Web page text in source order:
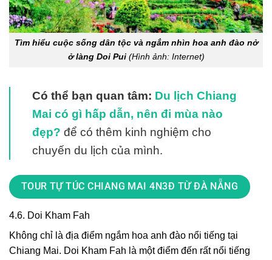
Tìm hiểu cuộc sống dân tộc và ngắm nhìn hoa anh đào nở
ở làng Doi Pui(Hình ảnh: Internet)
Có thể bạn quan tâm: Du lịch Chiang
Mai có gì hấp dẫn, nên đi mùa nào
đẹp? để có thêm kinh nghiệm cho
chuyến du lịch của mình.
TOUR TỰ TÚC CHIANG MAI 4N3Đ TỪ ĐÀ NẴNG
4.6. Doi Kham Fah
Không chỉ là địa điểm ngắm hoa anh đào nổi tiếng tại
Chiang Mai. Doi Kham Fah là một điểm đến rất nổi tiếng